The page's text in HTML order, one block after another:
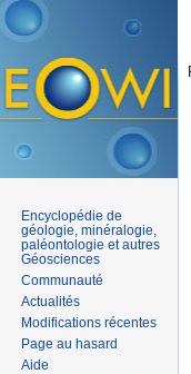
Encyclopédie de
géologie, minéralogie,
paléontologie et autres
Géosciences
Communauté
Actualités
Modifications récentes
Page au hasard
Aide